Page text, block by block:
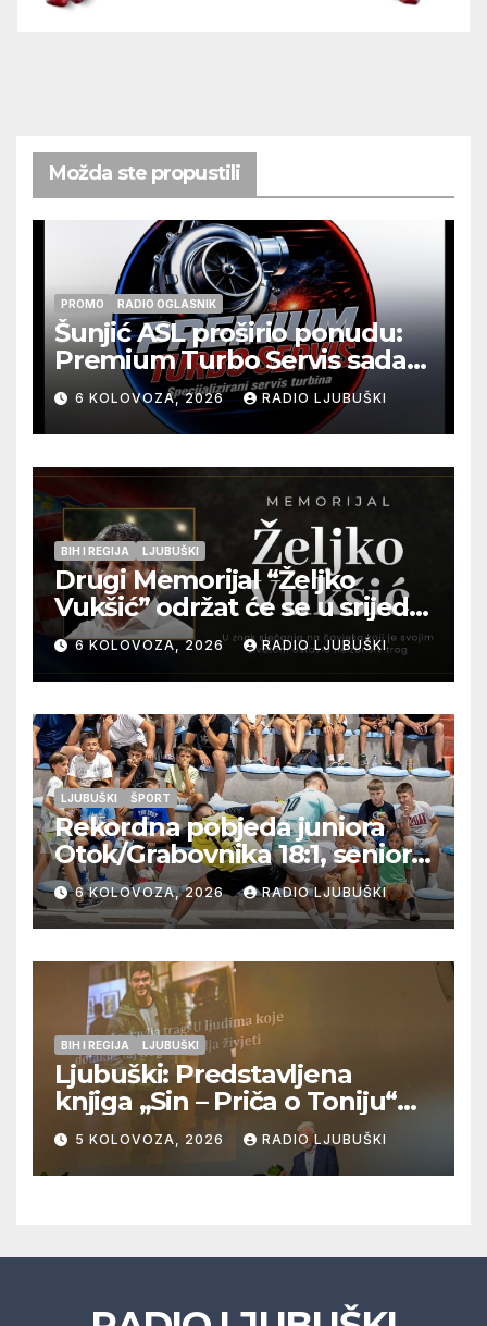
Možda ste propustili
PROMO RADIO OGLASNIK
Šunjić ASL proširio ponudu:
Premium Turbo Servis sada
na jednoj adresi u Ljubuškom
6 KOLOVOZA, 2026 RADIO LJUBUŠKI
BIH I REGIJA LJUBUŠKI
Drugi Memorijal “Željko
Vukšić” održat će se u srijedu
12. kolovoza u Otoku
6 KOLOVOZA, 2026 RADIO LJUBUŠKI
LJUBUŠKI ŠPORT
Rekordna pobjeda juniora
Otok/Grabovnika 18:1, seniori
Pregrađa u četvrtfinalu,
Veljaci i Cerno/Crnopod u
doigravanju, Grljevići završili
natjecanje
6 KOLOVOZA, 2026 RADIO LJUBUŠKI
BIH I REGIJA LJUBUŠKI
Ljubuški: Predstavljena
knjiga „Sin – Priča o Toniju“
dr. sc. Zdenka Hercega
5 KOLOVOZA, 2026 RADIO LJUBUŠKI